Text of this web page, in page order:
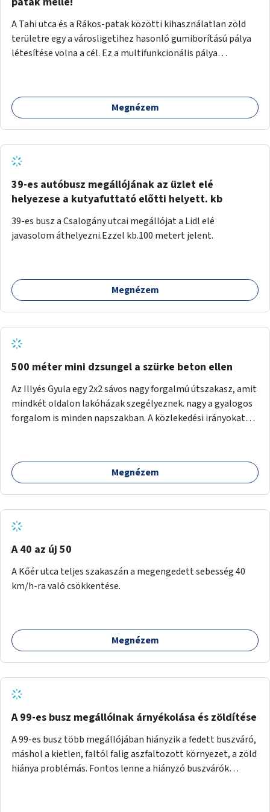
A Tahi utca és a Rákos-patak közötti kihasználatlan zöld
területre egy a városligetihez hasonló gumiborítású pálya
létesítése volna a cél. Ez a multifunkcionális pálya
Megnézem
39-es autóbusz megállójának az üzlet elé
helyezese a kutyafuttató előtti helyett. kb
39-es busz a Csalogány utcai megállójat a Lidl elé
javasolom áthelyezni.Ezzel kb.100 metert jelent.
Megnézem
500 méter mini dzsungel a szürke beton ellen
Az Illyés Gyula egy 2x2 sávos nagy forgalmú útszakasz, amit
mindkét oldalon lakóházak szegélyeznek. nagy a gyalogos
forgalom is minden napszakban. A közlekedési irányokat
szintű növényzettel, öntözőrendszerrel, esetleg
valamilyen vizes attrakcióval ami végfut mind az 500m-en.
Megnézem
A 40 az új 50
A Kőér utca teljes szakaszán a megengedett sebesség 40
km/h-ra való csökkentése.
Megnézem
A 99-es busz megállóinak árnyékolása és zöldítése
A 99-es busz több megállójában hiányzik a fedett buszváró,
máshol a kietlen, faltól falig aszfaltozott környezet, a zöld
hiánya problémás. Fontos lenne a hiányzó buszvárók